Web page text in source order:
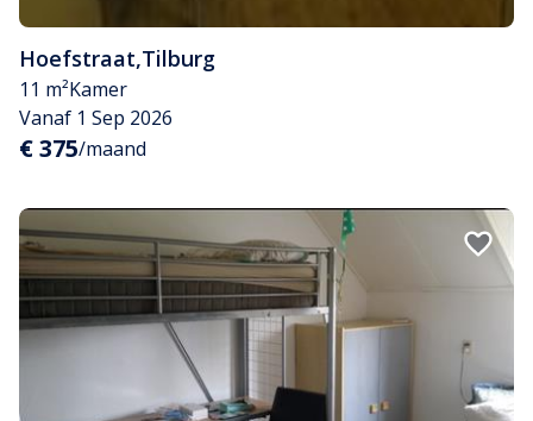
Hoefstraat,Tilburg
11 m²Kamer
Vanaf 1 Sep 2026
€ 375/maand